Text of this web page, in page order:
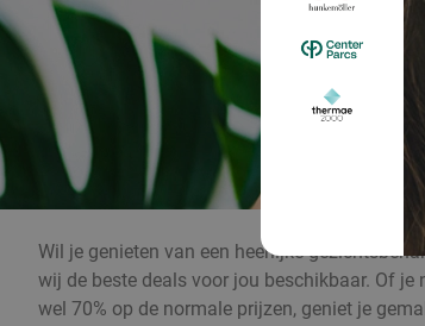
Wil je genieten van een heerlijke
wij de beste deals voor jou beschikbaar. Of
wel 70% op de normale prijzen, geniet je